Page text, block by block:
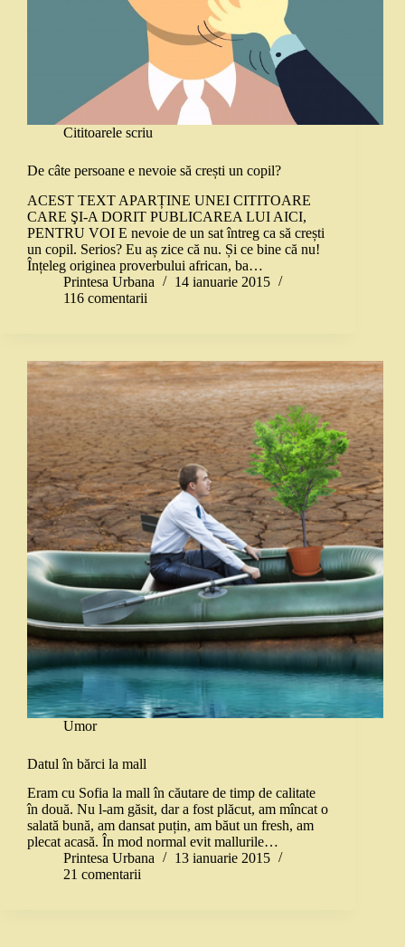
Cititoarele scriu
De câte persoane e nevoie să crești un copil?
ACEST TEXT APARȚINE UNEI CITITOARE
CARE ŞI-A DORIT PUBLICAREA LUI AICI,
PENTRU VOI E nevoie de un sat întreg ca să crești
un copil. Serios? Eu aș zice că nu. Și ce bine că nu!
Înțeleg originea proverbului african, ba…
Printesa Urbana
14 ianuarie 2015
116 comentarii
Umor
Datul în bărci la mall
Eram cu Sofia la mall în căutare de timp de calitate
în două. Nu l-am găsit, dar a fost plăcut, am mîncat o
salată bună, am dansat puțin, am băut un fresh, am
plecat acasă. În mod normal evit mallurile…
Printesa Urbana
13 ianuarie 2015
21 comentarii